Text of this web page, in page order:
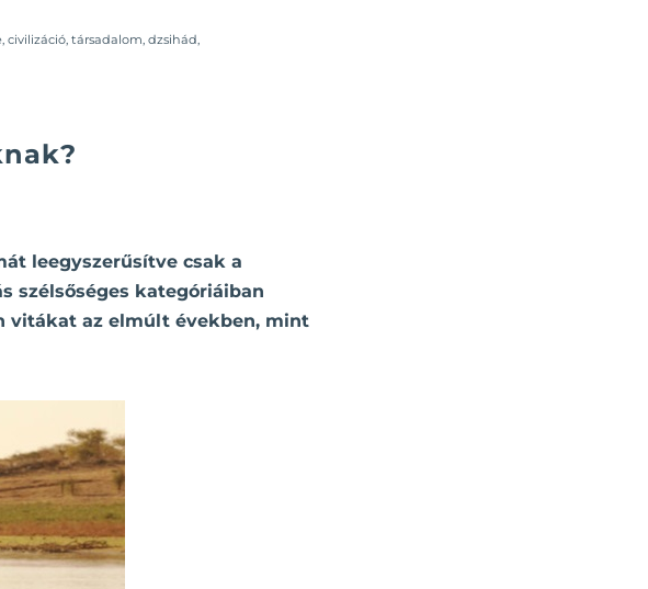
civilizáció társadalom dzsihád
leegyszerűsítve csak a
szélsőséges kategóriáiban
vitákat az elmúlt években, mint